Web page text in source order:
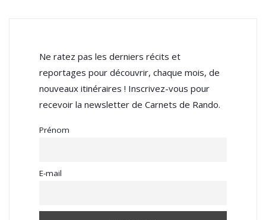
Ne ratez pas les derniers récits et
reportages pour découvrir, chaque mois, de
nouveaux itinéraires ! Inscrivez-vous pour
recevoir la newsletter de Carnets de Rando.
Prénom
E-mail